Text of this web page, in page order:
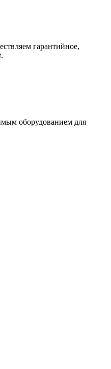
гарантийное,
оборудованием для